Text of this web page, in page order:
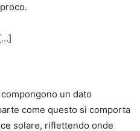
un dato
come questo si comporta
solare, riflettendo onde